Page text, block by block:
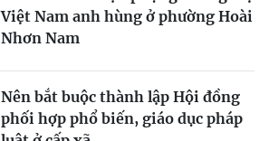
Việt Nam anh hùng ở phường Hoài
Nhơn Nam
Nên bắt buộc thành lập Hội đồng
phối hợp phổ biến, giáo dục pháp